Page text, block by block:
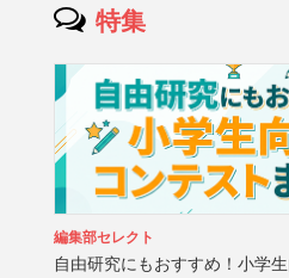
特集
編集部セレクト
自由研究にもおすすめ！小学